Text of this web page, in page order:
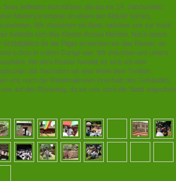
Sees befinden sich Klöster, die bis ins 14. Jahrhundert
Marienzeremonie an einem der Klöster hörten,
Wir charterten ein Boot, welches uns zur Insel
befindet sich das Kloster Azewa Mariam. Nach einem
für die Pilger erreichten wir das Kloster, an
schon in vollem Gange war. Wir mischten uns unters
Bei dem Kloster handelt es sich um eine
Stil. Nachdem wir eine Weile dem Treiben
uns noch die Wandmalereien innerhalb des Gebäudes.
auf den Rückweg, da wir uns noch die Stadt angucken